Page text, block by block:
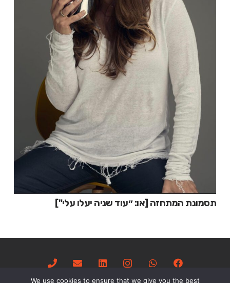
תסמונת המתחזה [או: ״עוד שניה יעלו עלי"]
We use cookies to ensure that we give you the best